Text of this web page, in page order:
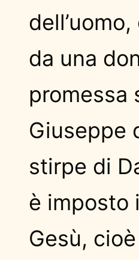
da una
promessa
Giuseppe
stirpe di
è imposto
Gesù,